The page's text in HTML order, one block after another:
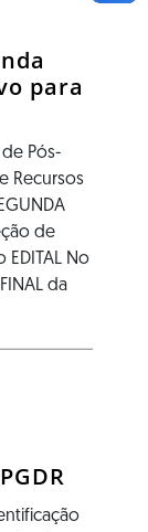
para
Pós-
Recursos
de
No
da